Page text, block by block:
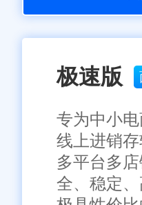
极速版
专为中小
线上进销
多平台多
全、稳定